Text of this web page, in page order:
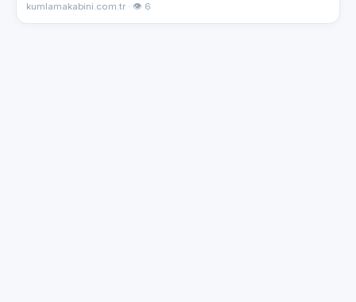
kumlamakabini.com.tr · 👁 6